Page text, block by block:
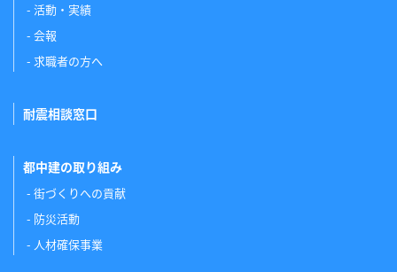
活動・実績
会報
求職者の方へ
耐震相談窓口
都中建の取り組み
街づくりへの貢献
防災活動
人材確保事業